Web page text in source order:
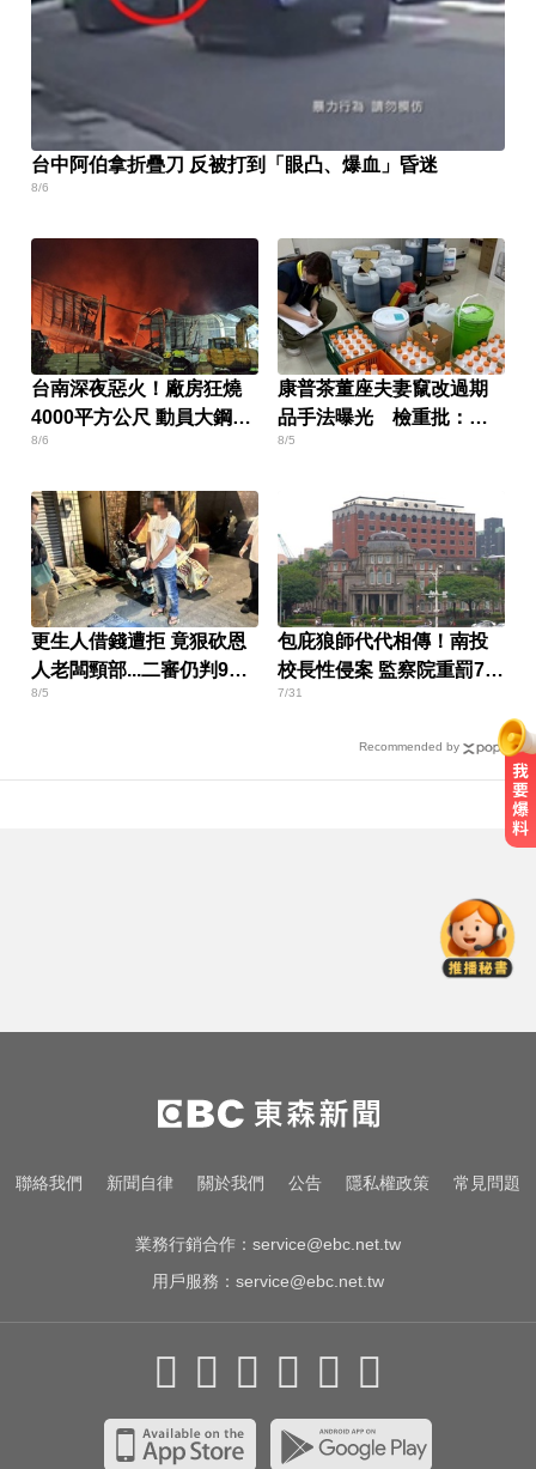
台中阿伯拿折疊刀 反被打到「眼凸、爆血」昏迷
8/6
台南深夜惡火！廠房狂燒
4000平方公尺 動員大鋼牙
搶救
8/6
康普茶董座夫妻竄改過期
品手法曝光 檢重批：食
裡的良沒了
8/5
更生人借錢遭拒 竟狠砍恩
人老闆頸部...二審仍判9年
半
8/5
包庇狼師代代相傳！南投
校長性侵案 監察院重罰7知
情者
7/31
Recommended by
更順暢
醫起看／20歲男私密處驚見「白刺
顆粒」醫揭真相
尼斯湖水怪又現身！遊湖拍到「神
聯絡我們 新聞自律 關於我們 公告 隱私權政策 常見問題
業務行銷合作： service@ebc.net.tw
用戶服務： service@ebc.net.tw